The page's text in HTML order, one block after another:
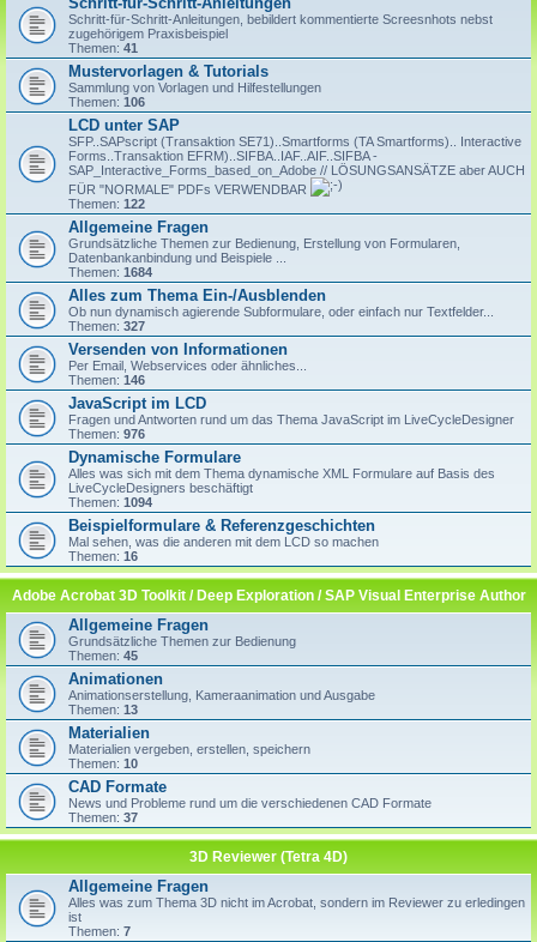
Schritt-für-Schritt-Anleitungen, bebildert kommentierte Screesnhots nebst
zugehörigem Praxisbeispiel
Themen: 41
Mustervorlagen & Tutorials
Sammlung von Vorlagen und Hilfestellungen
Themen: 106
LCD unter SAP
SFP..SAPscript (Transaktion SE71)..Smartforms (TA Smartforms).. Interactive
Forms..Transaktion EFRM)..SIFBA..IAF..AIF..SIFBA -
SAP_Interactive_Forms_based_on_Adobe // LÖSUNGSANSÄTZE aber AUCH
FÜR "NORMALE" PDFs VERWENDBAR
Themen: 122
Allgemeine Fragen
Grundsätzliche Themen zur Bedienung, Erstellung von Formularen,
Datenbankanbindung und Beispiele ...
Themen: 1684
Alles zum Thema Ein-/Ausblenden
Ob nun dynamisch agierende Subformulare, oder einfach nur Textfelder...
Themen: 327
Versenden von Informationen
Per Email, Webservices oder ähnliches...
Themen: 146
JavaScript im LCD
Fragen und Antworten rund um das Thema JavaScript im LiveCycleDesigner
Themen: 976
Dynamische Formulare
Alles was sich mit dem Thema dynamische XML Formulare auf Basis des
LiveCycleDesigners beschäftigt
Themen: 1094
Beispielformulare & Referenzgeschichten
Mal sehen, was die anderen mit dem LCD so machen
Themen: 16
Adobe Acrobat 3D Toolkit / Deep Exploration / SAP Visual Enterprise Author
Allgemeine Fragen
Grundsätzliche Themen zur Bedienung
Themen: 45
Animationen
Animationserstellung, Kameraanimation und Ausgabe
Themen: 13
Materialien
Materialien vergeben, erstellen, speichern
Themen: 10
CAD Formate
News und Probleme rund um die verschiedenen CAD Formate
Themen: 37
3D Reviewer (Tetra 4D)
Allgemeine Fragen
Alles was zum Thema 3D nicht im Acrobat, sondern im Reviewer zu erledingen
ist
Themen: 7